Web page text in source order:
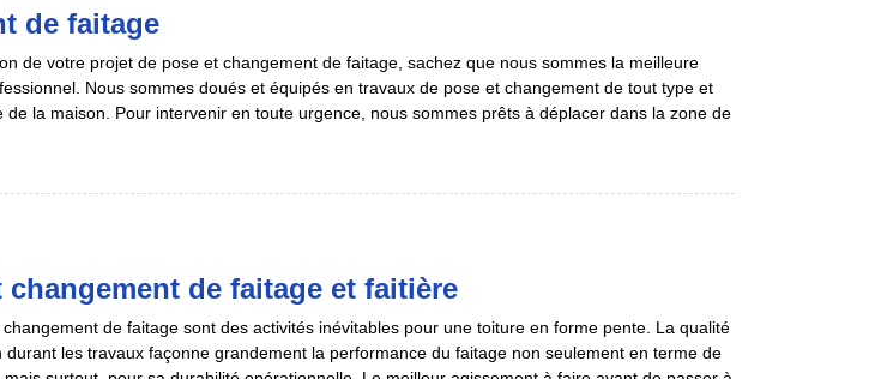
de faitage
de votre projet de pose et changement de faitage, sachez que nous sommes la meilleure
Nous sommes doués et équipés en travaux de pose et changement de tout type et
la maison. Pour intervenir en toute urgence, nous sommes prêts à déplacer dans la zone de
changement de faitage et faitière
de faitage sont des activités inévitables pour une toiture en forme pente. La qualité
durant les travaux façonne grandement la performance du faitage non seulement en terme de